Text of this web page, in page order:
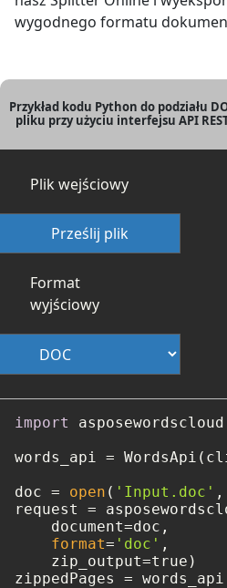
wygodnego formatu
Przykład kodu Python do podziału
pliku przy użyciu interfejsu API
Plik wejściowy
Prześlij plik
Format
wyjściowy
import
asposewordscloud
words_api =
doc = open ( 'Input.doc' ,
request =
    document=doc,
format= 'doc' ,
    zip_output=true)
zippedPages =